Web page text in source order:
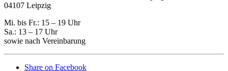
04107 Leipzig
Mi. bis Fr.: 15 – 19 Uhr
Sa.: 13 – 17 Uhr
sowie nach Vereinbarung
Share on Facebook